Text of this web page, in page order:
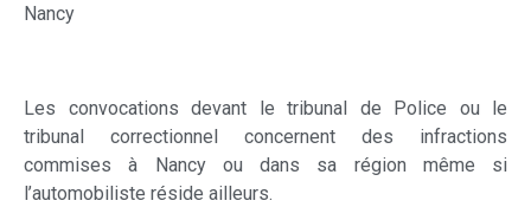
Nancy
Les convocations devant le tribunal de Police ou le
tribunal correctionnel concernent des infractions
commises à Nancy ou dans sa région même si
l’automobiliste réside ailleurs.